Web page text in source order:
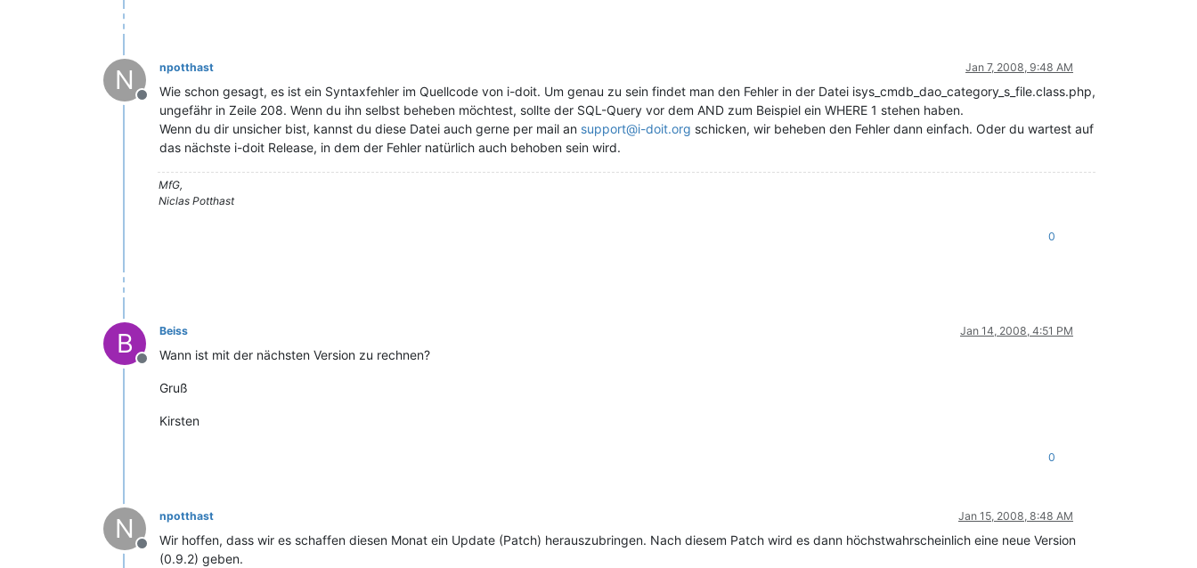
N
Offline
npotthast Jan 7, 2008, 9:48 AM
Wie schon gesagt, es ist ein Syntaxfehler im Quellcode von i-doit. Um genau zu sein findet man den Fehler in der Datei isys_cmdb_dao_category_s_file.class.php,
ungefähr in Zeile 208. Wenn du ihn selbst beheben möchtest, sollte der SQL-Query vor dem AND zum Beispiel ein WHERE 1 stehen haben.
Wenn du dir unsicher bist, kannst du diese Datei auch gerne per mail an support@i-doit.org schicken, wir beheben den Fehler dann einfach. Oder du wartest auf
das nächste i-doit Release, in dem der Fehler natürlich auch behoben sein wird.
MfG,
Niclas Potthast
0
B
Offline
Beiss Jan 14, 2008, 4:51 PM
Wann ist mit der nächsten Version zu rechnen?
Gruß
Kirsten
0
N
Offline
npotthast Jan 15, 2008, 8:48 AM
Wir hoffen, dass wir es schaffen diesen Monat ein Update (Patch) herauszubringen. Nach diesem Patch wird es dann höchstwahrscheinlich eine neue Version
(0.9.2) geben.